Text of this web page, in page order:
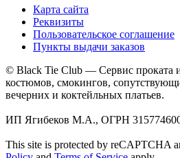
Карта сайта
Реквизиты
Пользовательское соглашение
Пункты выдачи заказов
© Black Tie Club — Сервис проката
костюмов, смокингов,
вечерних и коктейльных платьев.
ИП Ягибеков М.А., ОГРН
This site is protected by reCAPTCHA